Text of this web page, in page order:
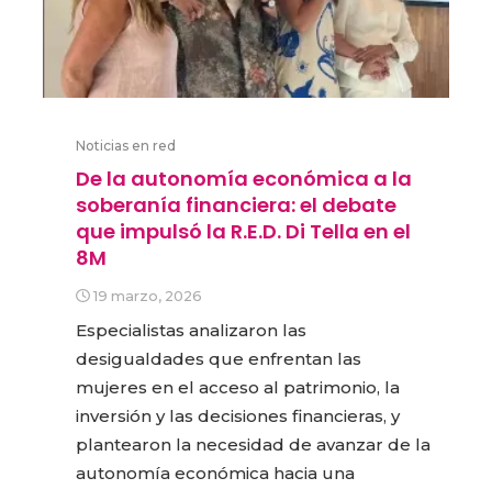
Noticias en red
De la autonomía económica a la
soberanía financiera: el debate
que impulsó la R.E.D. Di Tella en el
8M
19 marzo, 2026
Especialistas analizaron las
desigualdades que enfrentan las
mujeres en el acceso al patrimonio, la
inversión y las decisiones financieras, y
plantearon la necesidad de avanzar de la
autonomía económica hacia una